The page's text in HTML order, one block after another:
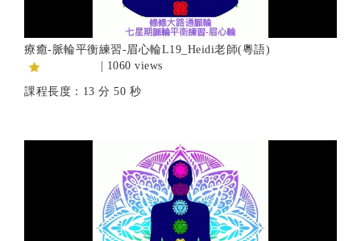
療癒-脈輪平衡練習-眉心輪L19_Heidi老師(粵語)
| 1060 views
課程長度：13 分 50 秒